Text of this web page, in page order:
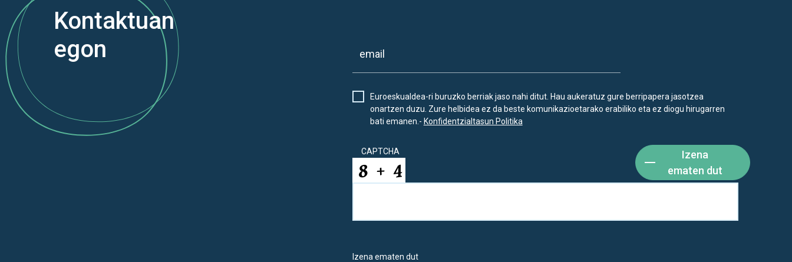
Kontaktuan
egon
Euroeskualdea-ri buruzko berriak jaso nahi ditut. Hau aukeratuz gure berripapera jasotzea
onartzen duzu. Zure helbidea ez da beste komunikazioetarako erabiliko eta ez diogu hirugarren
bati emanen.- Konfidentzialtasun Politika
CAPTCHA
Izena
ematen dut
Izena ematen dut